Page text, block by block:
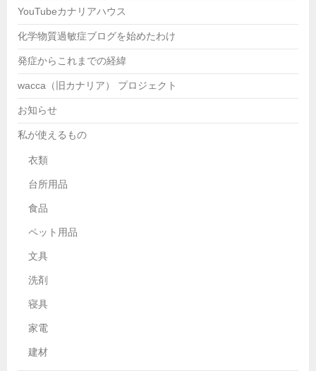
YouTubeカナリアハウス
化学物質過敏症ブログを始めたわけ
発症からこれまでの経緯
wacca（旧カナリア） プロジェクト
お知らせ
私が使えるもの
衣類
台所用品
食品
ペット用品
文具
洗剤
寝具
家電
建材